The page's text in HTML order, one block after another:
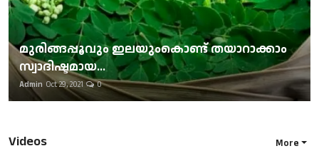
മുരിങ്ങപ്പൂവും ഇലയുംകൊണ്ട് തയാറാക്കാം
സ്വാദിഷ്ടമായ...
Admin Oct 29, 2021 0
Videos More